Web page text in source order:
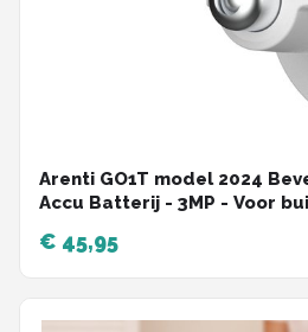
Arenti GO1T model 2024
Accu Batterij - 3MP - Voor
Draadloos - Besturing via
Werkt Op Batterij -
€ 45,95